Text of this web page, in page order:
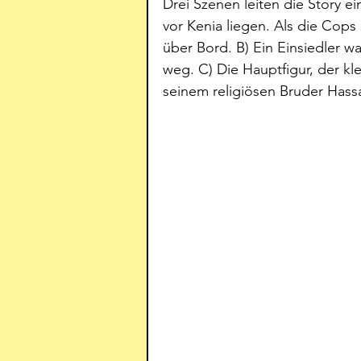
Drei Szenen leiten die Story
vor Kenia liegen. Als die
über Bord. B) Ein Einsiedler
weg. C) Die Hauptfigur, der
seinem religiösen Bruder